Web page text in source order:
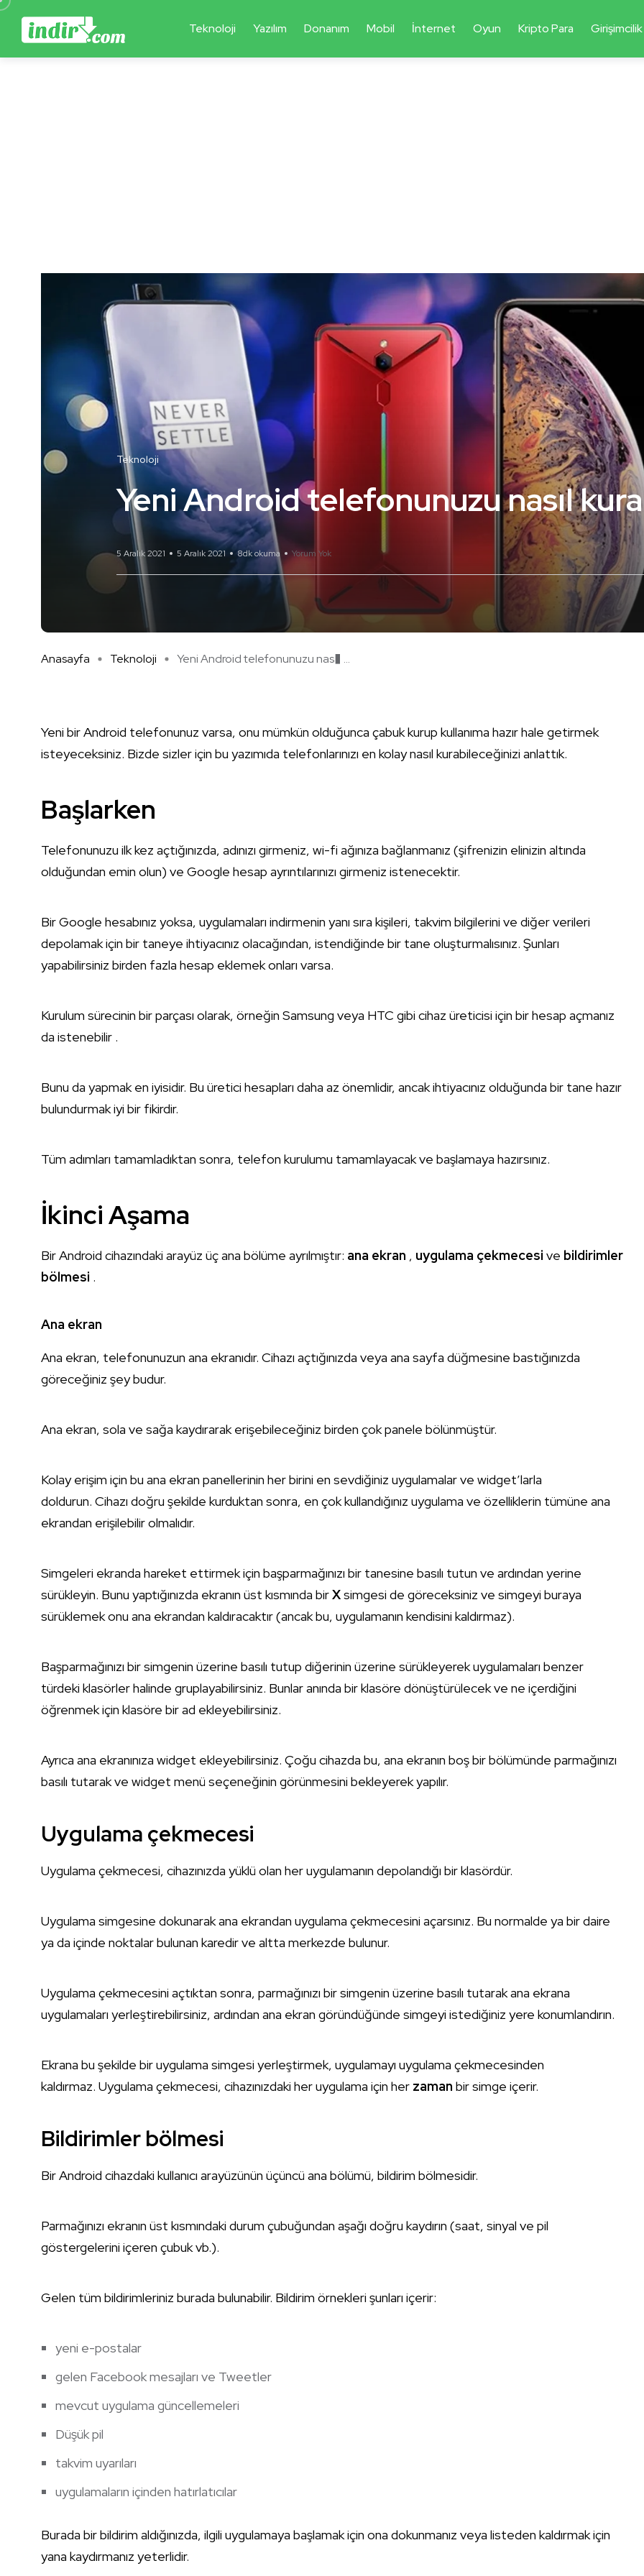
Teknoloji Yazılım Donanım Mobil İnternet Oyun Kripto Para Girişimcilik
Teknoloji
Yeni Android telefonunuzu nasıl
5 Aralık 2021 5 Aralık 2021 8dk okuma Yorum Yok
Anasayfa Teknoloji Yeni Android telefonunuzu nas� ...
Yeni bir Android telefonunuz varsa, onu mümkün olduğunca çabuk kurup kullanıma hazır hale getirmek
isteyeceksiniz. Bizde sizler için bu yazımıda telefonlarınızı en kolay nasıl kurabileceğinizi anlattık.
Başlarken
Telefonunuzu ilk kez açtığınızda, adınızı girmeniz, wi-fi ağınıza bağlanmanız (şifrenizin elinizin altında
olduğundan emin olun) ve Google hesap ayrıntılarınızı girmeniz istenecektir.
Bir Google hesabınız yoksa, uygulamaları indirmenin yanı sıra kişileri, takvim bilgilerini ve diğer verileri
depolamak için bir taneye ihtiyacınız olacağından, istendiğinde bir tane oluşturmalısınız. Şunları
yapabilirsiniz birden fazla hesap eklemek onları varsa.
Kurulum sürecinin bir parçası olarak, örneğin Samsung veya HTC gibi cihaz üreticisi için bir hesap açmanız
da istenebilir .
Bunu da yapmak en iyisidir. Bu üretici hesapları daha az önemlidir, ancak ihtiyacınız olduğunda bir tane hazır
bulundurmak iyi bir fikirdir.
Tüm adımları tamamladıktan sonra, telefon kurulumu tamamlayacak ve başlamaya hazırsınız.
İkinci Aşama
Bir Android cihazındaki arayüz üç ana bölüme ayrılmıştır: ana ekran , uygulama çekmecesi ve bildirimler
bölmesi .
Ana ekran
Ana ekran, telefonunuzun ana ekranıdır. Cihazı açtığınızda veya ana sayfa düğmesine bastığınızda
göreceğiniz şey budur.
Ana ekran, sola ve sağa kaydırarak erişebileceğiniz birden çok panele bölünmüştür.
Kolay erişim için bu ana ekran panellerinin her birini en sevdiğiniz uygulamalar ve widget’larla
doldurun. Cihazı doğru şekilde kurduktan sonra, en çok kullandığınız uygulama ve özelliklerin tümüne ana
ekrandan erişilebilir olmalıdır.
Simgeleri ekranda hareket ettirmek için başparmağınızı bir tanesine basılı tutun ve ardından yerine
sürükleyin. Bunu yaptığınızda ekranın üst kısmında birXsimgesi de göreceksiniz ve simgeyi buraya
sürüklemek onu ana ekrandan kaldıracaktır (ancak bu, uygulamanın kendisini kaldırmaz).
Başparmağınızı bir simgenin üzerine basılı tutup diğerinin üzerine sürükleyerek uygulamaları benzer
türdeki klasörler halinde gruplayabilirsiniz. Bunlar anında bir klasöre dönüştürülecek ve ne içerdiğini
öğrenmek için klasöre bir ad ekleyebilirsiniz.
Ayrıca ana ekranınıza widget ekleyebilirsiniz. Çoğu cihazda bu, ana ekranın boş bir bölümünde parmağınızı
basılı tutarak ve widget menü seçeneğinin görünmesini bekleyerek yapılır.
Uygulama çekmecesi
Uygulama çekmecesi, cihazınızda yüklü olan her uygulamanın depolandığı bir klasördür.
Uygulama simgesine dokunarak ana ekrandan uygulama çekmecesini açarsınız. Bu normalde ya bir daire
ya da içinde noktalar bulunan karedir ve altta merkezde bulunur.
Uygulama çekmecesini açtıktan sonra, parmağınızı bir simgenin üzerine basılı tutarak ana ekrana
uygulamaları yerleştirebilirsiniz, ardından ana ekran göründüğünde simgeyi istediğiniz yere konumlandırın.
Ekrana bu şekilde bir uygulama simgesi yerleştirmek, uygulamayı uygulama çekmecesinden
kaldırmaz. Uygulama çekmecesi, cihazınızdaki her uygulama için her zaman bir simge içerir.
Bildirimler bölmesi
Bir Android cihazdaki kullanıcı arayüzünün üçüncü ana bölümü, bildirim bölmesidir.
Parmağınızı ekranın üst kısmındaki durum çubuğundan aşağı doğru kaydırın (saat, sinyal ve pil
göstergelerini içeren çubuk vb.).
Gelen tüm bildirimleriniz burada bulunabilir. Bildirim örnekleri şunları içerir:
yeni e-postalar
gelen Facebook mesajları ve Tweetler
mevcut uygulama güncellemeleri
Düşük pil
takvim uyarıları
uygulamaların içinden hatırlatıcılar
Burada bir bildirim aldığınızda, ilgili uygulamaya başlamak için ona dokunmanız veya listeden kaldırmak için
yana kaydırmanız yeterlidir.